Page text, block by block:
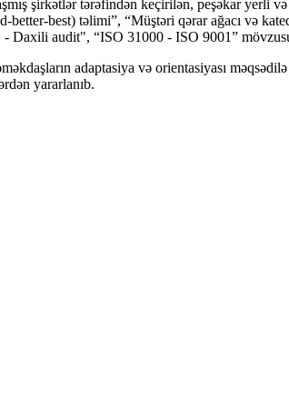
şirkətlər tərəfindən keçirilən, peşəkar yerli
best) təlimi”, “Müştəri qərar ağacı və
Daxili audit", “ISO 31000 - ISO 9001”
adaptasiya və orientasiyası
yararlanıb.